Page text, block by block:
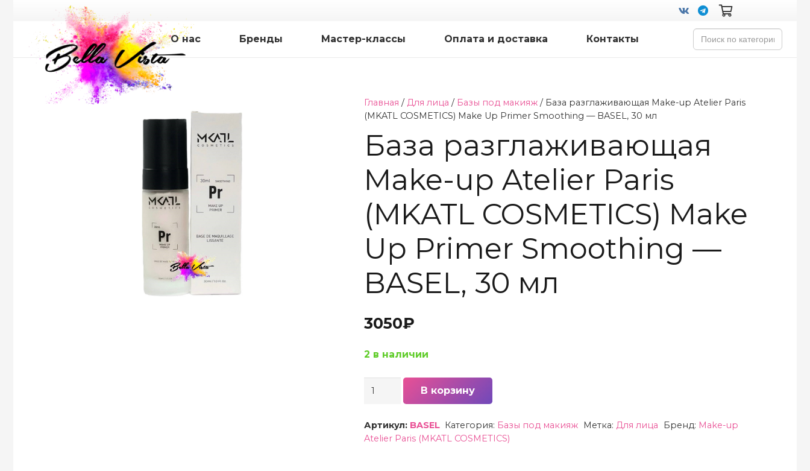
О нас Бренды Мастер-классы Оплата и доставка Контакты
Search
for:
Главная / Для лица / Базы под макияж/ База разглаживающая Make-up Atelier Paris
(MKATL COSMETICS) Make Up Primer Smoothing — BASEL, 30 мл
База разглаживающая
Make-up Atelier Paris
(MKATL COSMETICS) Make
Up Primer Smoothing —
BASEL, 30 мл
3050₽
2 в наличии
Количество
разглаживающая
В корзину
Артикул: BASEL Категория: Базы под макияж Метка: Для лица Бренд: Make-up
Atelier Paris (MKATL COSMETICS)